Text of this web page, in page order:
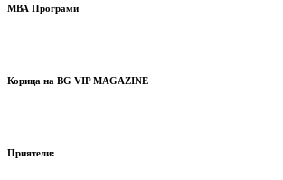
МВА Програми
Корица на BG VIP MAGAZINE
Приятели: